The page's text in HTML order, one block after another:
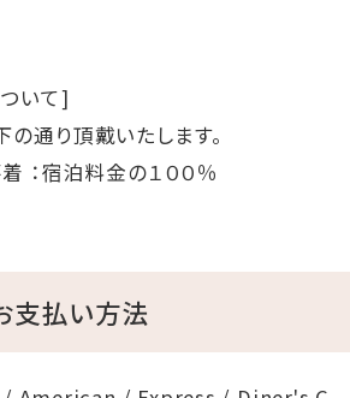
いて]
通り頂戴いたします。
：宿泊料金の１００％
支払い方法